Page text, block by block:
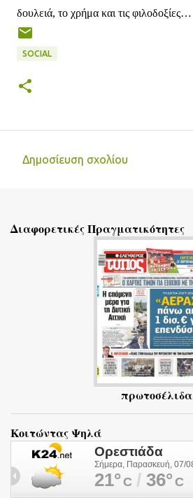
δουλειά, το χρήμα και τις φιλοδοξίες…
SOCIAL
λ
Δημοσίευση σχολίου
Διαφορετικές Πραγματικότητες
πρωτοσέλιδα
Κοιτώντας Ψηλά